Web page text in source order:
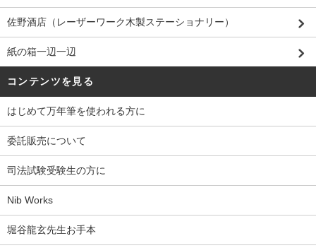
佐野酒店（レーザーワーク木製ステーショナリー）
紙の箱一辺一辺
コンテンツを見る
はじめて万年筆を使われる方に
委託販売について
司法試験受験生の方に
Nib Works
堀谷龍玄先生お手本